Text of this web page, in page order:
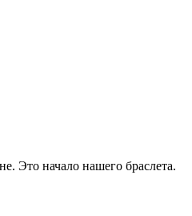
Это начало нашего браслета.